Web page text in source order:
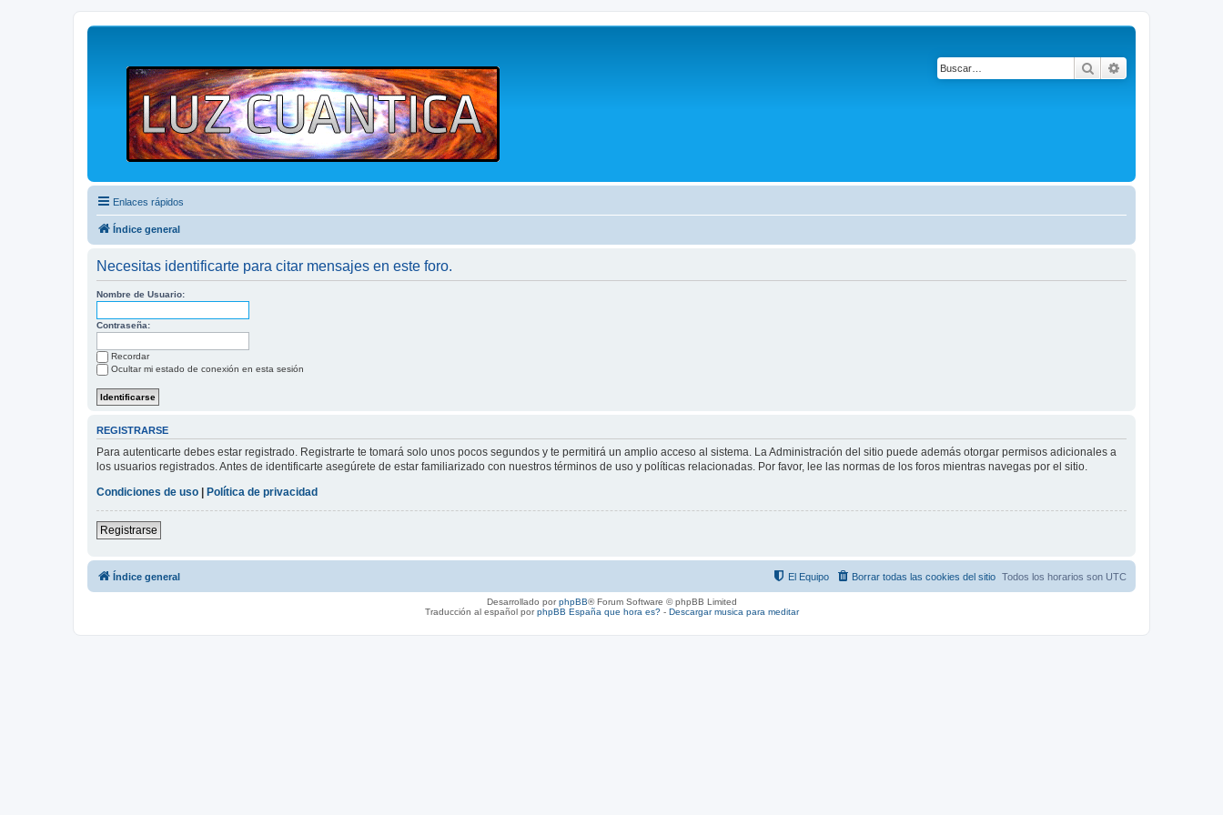
Buscar
Enlaces rápidos
Índice general
Necesitas identificarte para citar mensajes en este foro.
Nombre de Usuario:
Contraseña:
Recordar
Ocultar mi estado de conexión en esta sesión
REGISTRARSE
Para autenticarte debes estar registrado. Registrarte te tomará solo unos pocos segundos y te permitirá un amplio acceso al sistema. La Administración del sitio puede además otorgar permisos adicionales a
los usuarios registrados. Antes de identificarte asegúrete de estar familiarizado con nuestros términos de uso y políticas relacionadas. Por favor, lee las normas de los foros mientras navegas por el sitio.
Condiciones de uso | Política de privacidad
Registrarse
Índice general Todos los horarios son UTC
Borrar todas las cookies del sitio
El Equipo
Desarrollado porphpBB® Forum Software © phpBB Limited
Traducción al español porphpBB España que hora es?- Descargar musica para meditar